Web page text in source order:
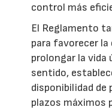
control más
El Reglamento
para favorecer
prolongar la vida
sentido,
disponibilidad de
plazos máximos